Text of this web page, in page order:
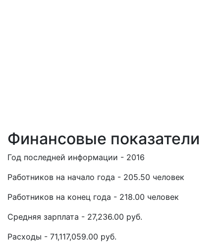
Финансовые показатели
Год последней информации - 2016
Работников на начало года - 205.50 человек
Работников на конец года - 218.00 человек
Средняя зарплата - 27,236.00 руб.
Расходы - 71,117,059.00 руб.